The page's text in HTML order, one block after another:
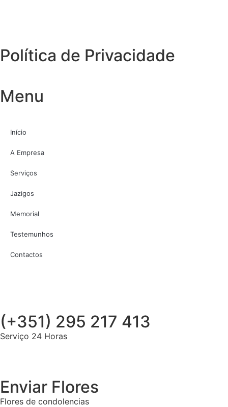
Política de Privacidade
Menu
Início
A Empresa
Serviços
Jazigos
Memorial
Testemunhos
Contactos
(+351) 295 217 413
Serviço 24 Horas
Enviar Flores
Flores de condolencias